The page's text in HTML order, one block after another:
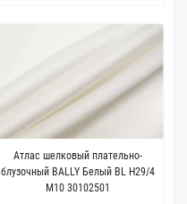
Атлас шелковый плательно-
блузочный BALLY Белый BL Н29/4
M10 30102501